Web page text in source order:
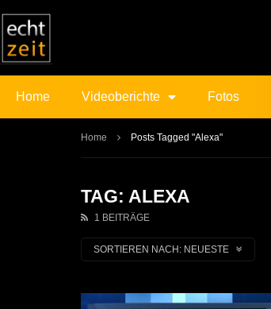
Home Videoberichte Fotos
Home Posts Tagged "Alexa"
TAG: ALEXA
1 BEITRÄGE
SORTIEREN NACH: NEUESTE